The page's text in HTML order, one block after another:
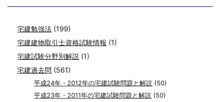
宅建勉強法 (199)
宅建建物取引士資格試験情報 (1)
宅建試験分野別解説 (1)
宅建過去問 (561)
平成24年・2012年の宅建試験問題と解説 (50)
平成23年・2011年の宅建試験問題と解説 (50)